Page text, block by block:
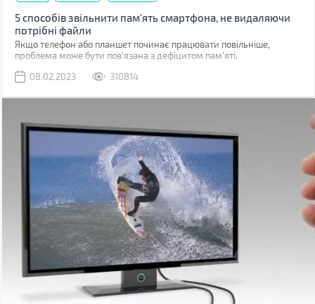
5 способів звільнити пам’ять смартфона, не видаляючи
потрібні файли
Якщо телефон або планшет починає працювати повільніше,
проблема може бути пов'язана з дефіцитом пам'яті.
08.02.2023
310814